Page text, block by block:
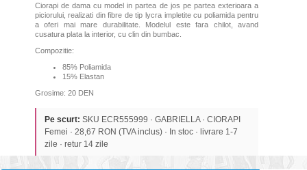
Ciorapi de dama cu model in partea de jos pe partea exterioara a
piciorului, realizati din fibre de tip lycra impletite cu poliamida pentru
a oferi mai mare durabilitate. Modelul este fara chilot, avand
cusatura plata la interior, cu clin din bumbac.
Compozitie:
85% Poliamida
15% Elastan
Grosime: 20 DEN
Pe scurt: SKU ECR555999 · GABRIELLA · CIORAPI
Femei · 28,67 RON (TVA inclus) · In stoc · livrare 1-7
zile · retur 14 zile